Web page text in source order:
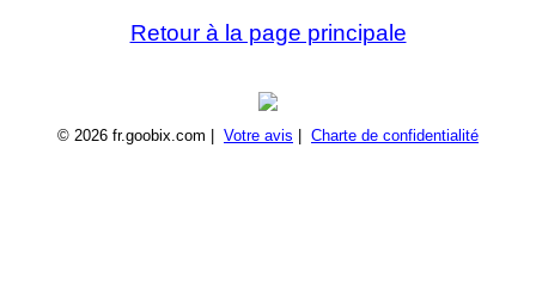
Retour à la page principale
© 2026 fr.goobix.com | Votre avis Charte de confidentialité